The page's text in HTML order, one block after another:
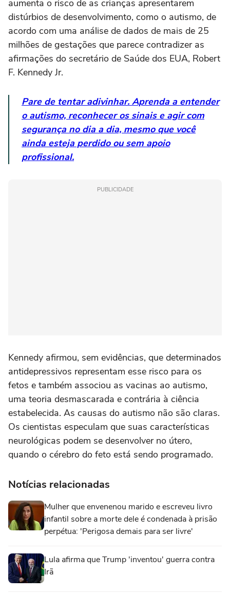
aumenta o ‌risco de as crianças apresentarem
distúrbios de desenvolvimento, como o autismo, de
acordo com uma análise de dados de mais de 25
milhões de gestações que parece contradizer as
afirmações do secretário de Saúde dos EUA, Robert
F. Kennedy Jr.
Pare de tentar adivinhar. Aprenda a entender
o autismo, reconhecer os sinais e agir com
segurança no dia a dia, mesmo que você
ainda esteja perdido ou sem apoio
profissional.
PUBLICIDADE
Kennedy afirmou, sem evidências, que determinados
antidepressivos representam esse risco para os
fetos e também associou as vacinas ao autismo,
uma teoria desmascarada e contrária à ciência
estabelecida. As causas do autismo não são ⁠claras.
Os cientistas especulam que suas características
neurológicas podem se desenvolver no útero,
quando o cérebro do feto está ‌sendo programado.
Notícias relacionadas
Mulher que envenenou marido e escreveu livro
infantil sobre a morte dele é condenada à prisão
perpétua: 'Perigosa demais para ser livre'
Lula afirma que Trump 'inventou' guerra contra
Irã